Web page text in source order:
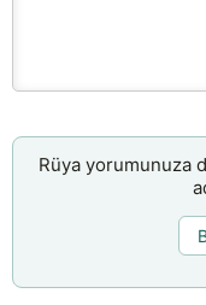
Rüya yorumunuza